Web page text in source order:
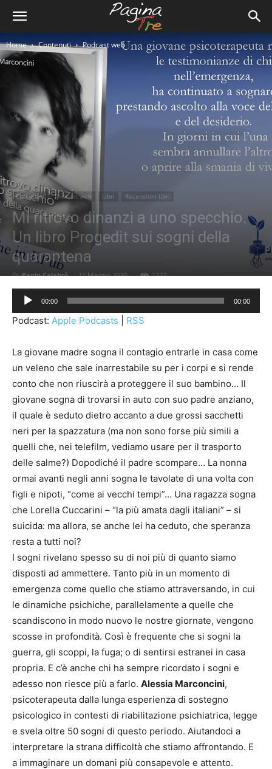
Home Contenuti Podcast web
Contenuti Podcast web Libri Recensioni libri
Mi ritrovo dinanzi a uno specchio.
Un libro Progedit sui sogni della
quarantena
Di Paolo Calabrò - 15 Maggio 2020 1277
Audio
Player
00:00 00:00
Podcast: Apple Podcasts RSS
La giovane madre sogna il contagio entrarle in casa come
un veleno che sale inarrestabile su per i corpi e si rende
conto che non riuscirà a proteggere il suo bambino… Il
giovane sogna di trovarsi in auto con suo padre anziano,
il quale è seduto dietro accanto a due grossi sacchetti
neri per la spazzatura (ma non sono forse più simili a
quelli che, nei telefilm, vediamo usare per il trasporto
delle salme?) Dopodiché il padre scompare… La nonna
ormai avanti negli anni sogna le tavolate di una volta con
figli e nipoti, “come ai vecchi tempi”… Una ragazza sogna
che Lorella Cuccarini – “la più amata dagli italiani” – si
suicida: ma allora, se anche lei ha ceduto, che speranza
resta a tutti noi?
I sogni rivelano spesso su di noi più di quanto siamo
disposti ad ammettere. Tanto più in un momento di
emergenza come quello che stiamo attraversando, in cui
le dinamiche psichiche, parallelamente a quelle che
scandiscono in modo nuovo le nostre giornate, vengono
scosse in profondità. Così è frequente che si sogni la
guerra, gli scoppi, la fuga; o di sentirsi estranei in casa
propria. E c’è anche chi ha sempre ricordato i sogni e
adesso non riesce più a farlo. Alessia Marconcini,
psicoterapeuta dalla lunga esperienza di sostegno
psicologico in contesti di riabilitazione psichiatrica, legge
e svela oltre 50 sogni di questo periodo. Aiutandoci a
interpretare la strana difficoltà che stiamo affrontando. E
a immaginare un domani più consapevole e attento.